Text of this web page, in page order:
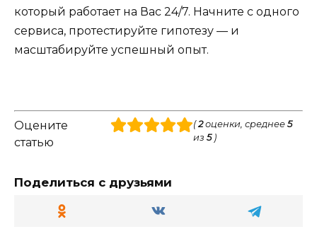
который работает на Вас 24/7. Начните с одного
сервиса, протестируйте гипотезу — и
масштабируйте успешный опыт.
Оцените
статью
(2оценки, среднее 5
из 5)
Поделиться с друзьями